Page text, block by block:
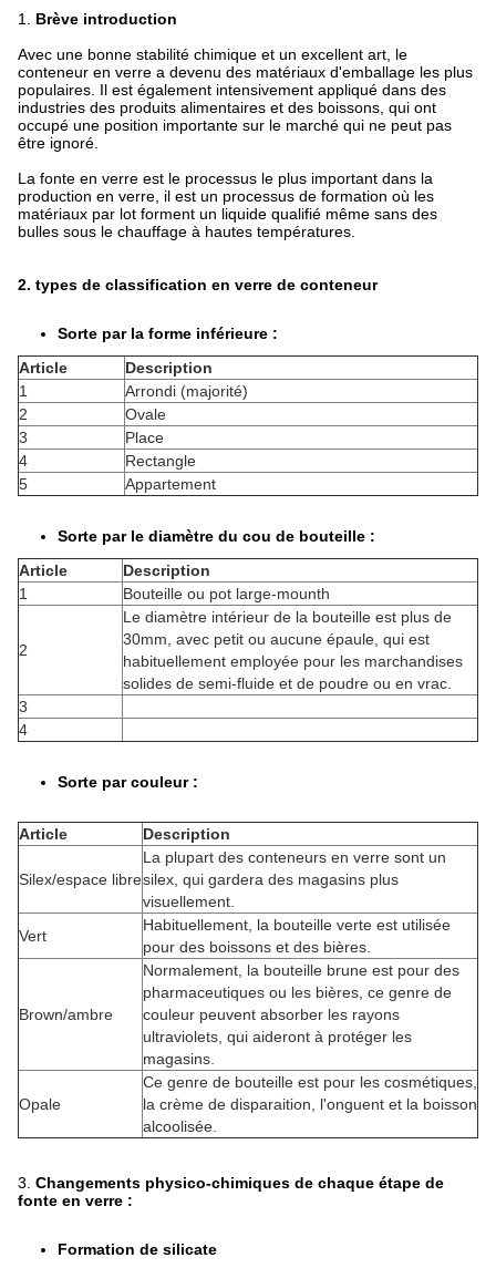
1. Brève introduction
Avec une bonne stabilité chimique et un excellent art, le
conteneur en verre a devenu des matériaux d'emballage les plus
populaires. Il est également intensivement appliqué dans des
industries des produits alimentaires et des boissons, qui ont
occupé une position importante sur le marché qui ne peut pas
être ignoré.
La fonte en verre est le processus le plus important dans la
production en verre, il est un processus de formation où les
matériaux par lot forment un liquide qualifié même sans des
bulles sous le chauffage à hautes températures.
2. types de classification en verre de conteneur
Sorte par la forme inférieure :
Article
Description
1
Arrondi (majorité)
2
Ovale
3
Place
4
Rectangle
5
Appartement
Sorte par le diamètre du cou de bouteille :
Article
Description
1
Bouteille ou pot large-mounth
2
Le diamètre intérieur de la bouteille est plus de
30mm, avec petit ou aucune épaule, qui est
habituellement employée pour les marchandises
solides de semi-fluide et de poudre ou en vrac.
3
4
Sorte par couleur :
Article Description
Silex/espace libre
La plupart des conteneurs en verre sont un
silex, qui gardera des magasins plus
visuellement.
Vert
Habituellement, la bouteille verte est utilisée
pour des boissons et des bières.
Brown/ambre
Normalement, la bouteille brune est pour des
pharmaceutiques ou les bières, ce genre de
couleur peuvent absorber les rayons
ultraviolets, qui aideront à protéger les
magasins.
Opale
Ce genre de bouteille est pour les cosmétiques,
la crème de disparaition, l'onguent et la boisson
alcoolisée.
3. Changements physico-chimiques de chaque étape de
fonte en verre :
Formation de silicate